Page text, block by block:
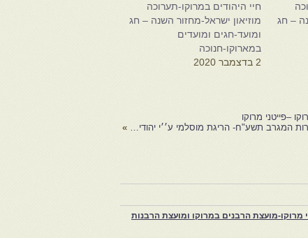
– חג
חיי היהודים במרוקו-תערוכה
מוזיאון ישראל-מחזור השנה – חג
ומועד-חגים ומועדים
במארוקו-חנוכה
2 בדצמבר 2020
–פייטני מרוקו
המגרב תשע"ח- הריגת מוסלמי ע׳׳י יהודי… »
מועצת הרבנים במרוקו ומועצת הרבנות